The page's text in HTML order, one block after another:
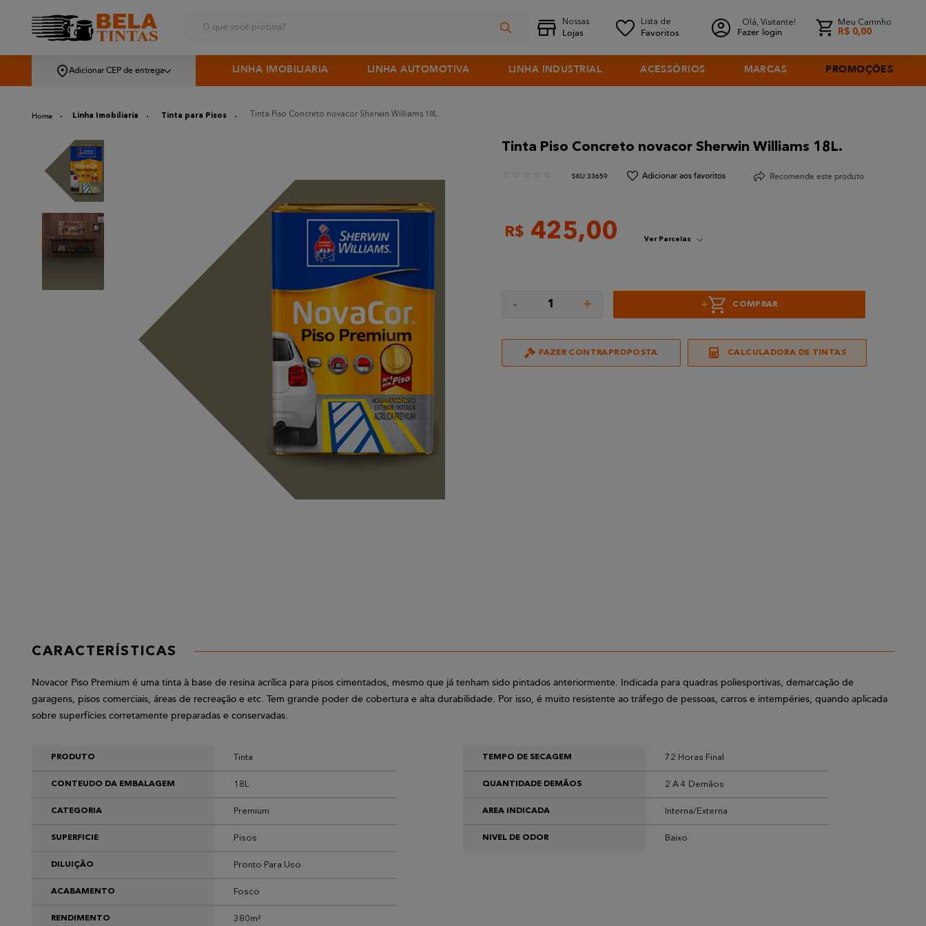
Olá, Visitante!
Fazer login
Meu Carrinho
R$ 0,00
Adicionar CEP de entrega LINHA IMOBILIARIA LINHA AUTOMOTIVA LINHA INDUSTRIAL ACESSÓRIOS MARCAS PROMOÇÕES
Linha Imobiliaria Tinta para Pisos Tinta Piso Concreto novacor Sherwin Williams 18L.
Tinta Piso Concreto novacor Sherwin Williams 18L.
:33659 Recomende este produto
R$ 425,00 Ver Parcelas
- 1 + + COMPRAR
FAZER CONTRAPROPOSTA CALCULADORA DE TINTAS
CARACTERÍSTICAS
Novacor Piso Premium é uma tinta à base de resina acrílica para pisos cimentados, mesmo que já tenham sido pintados anteriormente. Indicada para quadras poliesportivas, demarcação de
garagens, pisos comerciais, áreas de recreação e etc. Tem grande poder de cobertura e alta durabilidade. Por isso, é muito resistente ao tráfego de pessoas, carros e intempéries, quando aplicada
sobre superfícies corretamente preparadas e conservadas.
PRODUTO Tinta
CONTEUDO DA EMBALAGEM 18L
CATEGORIA Premium
SUPERFICIE Pisos
DILUIÇÃO Pronto Para Uso
ACABAMENTO Fosco
RENDIMENTO 380m²
TEMPO DE SECAGEM 72 Horas Final
QUANTIDADE DEMÃOS 2 A 4 Demãos
AREA INDICADA Interna/Externa
NIVEL DE ODOR Baixo